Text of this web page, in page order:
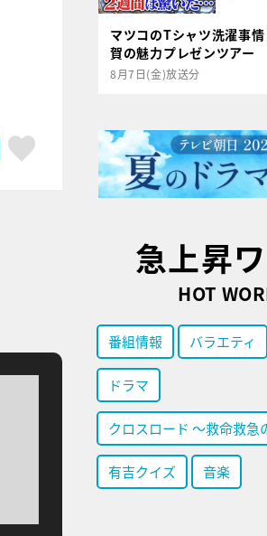
はてブ スキボタン
マツコのTシャツ洗濯事
賀の魅力プレゼンツアー
8月7日(金)放送分
急上昇
HOT
番組情報 バラエティ
ドラマ
クロスロード ～救命救急
有吉クイズ 音楽